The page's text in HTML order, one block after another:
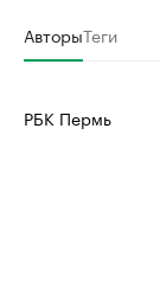
АвторыТеги
РБК Пермь